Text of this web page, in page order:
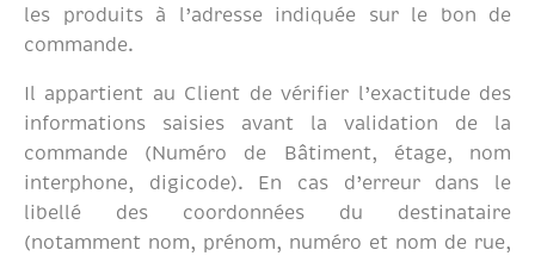
les produits à l’adresse indiquée sur le bon de
commande.
Il appartient au Client de vérifier l’exactitude des
informations saisies avant la validation de la
commande (Numéro de Bâtiment, étage, nom
interphone, digicode). En cas d’erreur dans le
libellé des coordonnées du destinataire
(notamment nom, prénom, numéro et nom de rue,